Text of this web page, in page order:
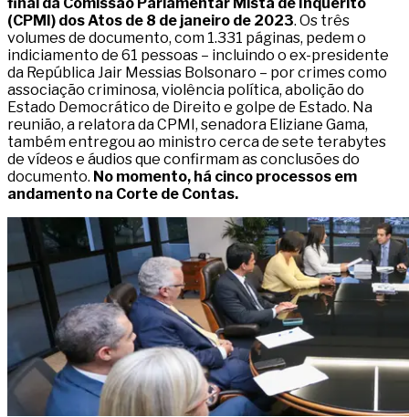
(CPMI) dos Atos de 8 de janeiro de 2023. Os três
volumes de documento, com 1.331 páginas, pedem o
indiciamento de 61 pessoas – incluindo o ex-presidente
da República Jair Messias Bolsonaro – por crimes como
associação criminosa, violência política, abolição do
Estado Democrático de Direito e golpe de Estado. Na
reunião, a relatora da CPMI, senadora Eliziane Gama,
também entregou ao ministro cerca de sete terabytes
de vídeos e áudios que confirmam as conclusões do
documento. No momento, há cinco processos em
andamento na Corte de Contas.